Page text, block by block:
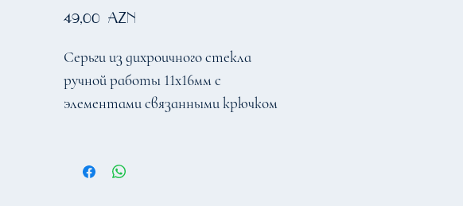
49,00 AZN
Серьги из дихроичного стекла
ручной работы 11х16мм с
элементами связанными крючком